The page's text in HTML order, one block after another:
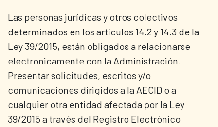
Las personas jurídicas y otros colectivos
determinados en los artículos 14.2 y 14.3 de la
Ley 39/2015, están obligados a relacionarse
electrónicamente con la Administración.
Presentar solicitudes, escritos y/o
comunicaciones dirigidos a la AECID o a
cualquier otra entidad afectada por la Ley
39/2015 a través del Registro Electrónico